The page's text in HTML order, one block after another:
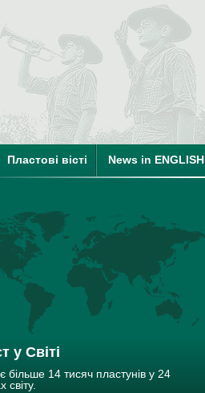
Пластові вісті News in ENGLISH
у Світі
більше 14 тисяч пластунів у 24
світу.